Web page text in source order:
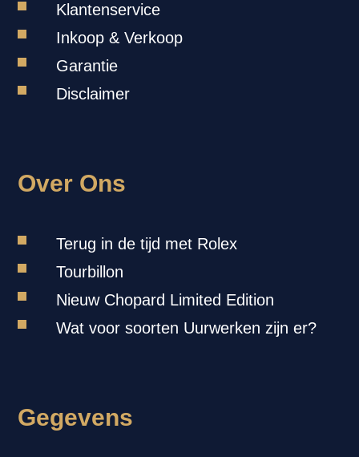
Klantenservice
Inkoop & Verkoop
Garantie
Disclaimer
Over Ons
Terug in de tijd met Rolex
Tourbillon
Nieuw Chopard Limited Edition
Wat voor soorten Uurwerken zijn er?
Gegevens